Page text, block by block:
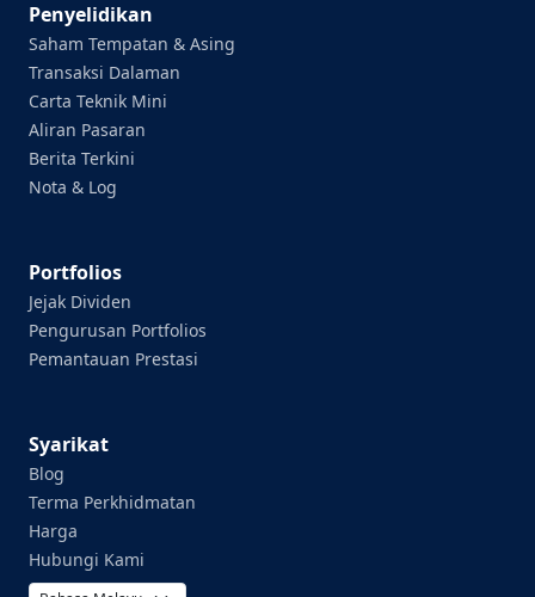
Penyelidikan
Saham Tempatan & Asing
Transaksi Dalaman
Carta Teknik Mini
Aliran Pasaran
Berita Terkini
Nota & Log
Portfolios
Jejak Dividen
Pengurusan Portfolios
Pemantauan Prestasi
Syarikat
Blog
Terma Perkhidmatan
Harga
Hubungi Kami